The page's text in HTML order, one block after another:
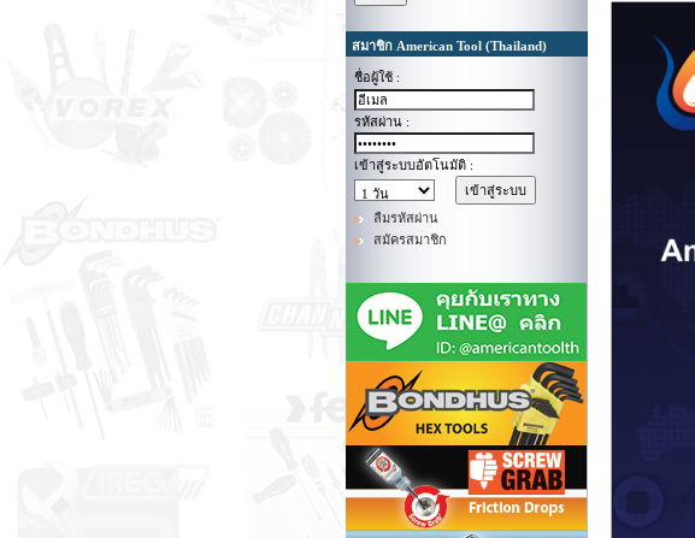
สมาชิก American Tool (Thailand)
ชื่อผู้ใช้ :
รหัสผ่าน :
เข้าสู่ระบบอัตโนมัติ :
ลืมรหัสผ่าน
สมัครสมาชิก